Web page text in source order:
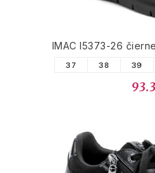
IMAC I5373-26
37 38 39